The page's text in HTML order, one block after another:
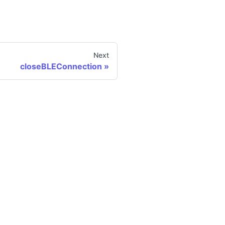
Next
closeBLEConnection